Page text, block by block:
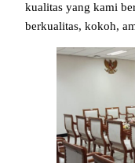
kualitas yang kami
berkualitas, kokoh,